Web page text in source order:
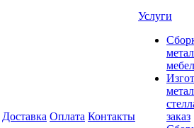
Доставка Оплата Контакты
Услуги
заказ